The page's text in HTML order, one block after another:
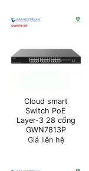
Cloud smart
Switch PoE
Layer-3 28 cổng
GWN7813P
Giá liên hệ